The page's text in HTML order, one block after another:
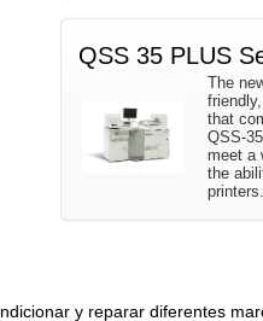
QSS 35 PLUS
The
that
QSS-
meet a
the
printers.
y reparar diferentes